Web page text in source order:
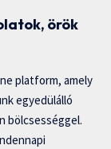
örök
platform, amely
egyedülálló
bölcsességgel.